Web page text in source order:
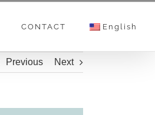
CONTACT English
Previous Next